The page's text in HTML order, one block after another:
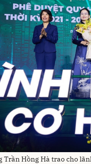
Trần Hồng Hà trao cho